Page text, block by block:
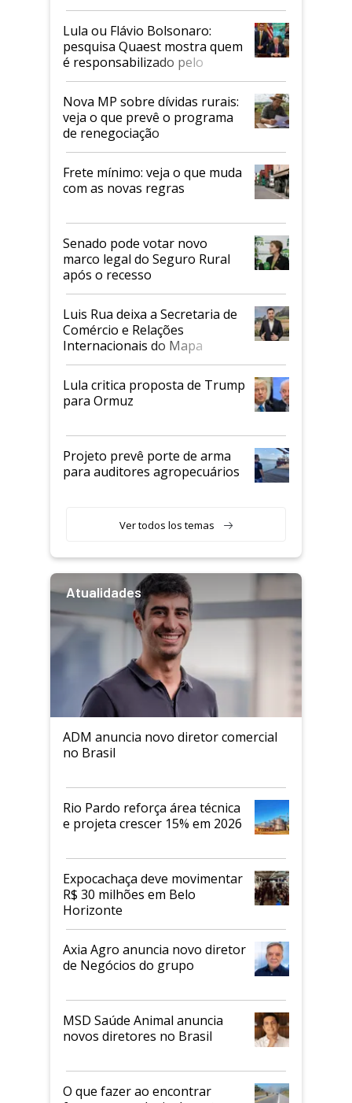
Faesp
Lula ou Flávio Bolsonaro:
pesquisa Quaest mostra quem
é responsabilizado pelo
tarifaço dos EUA
Nova MP sobre dívidas rurais:
veja o que prevê o programa
de renegociação
Frete mínimo: veja o que muda
com as novas regras
Senado pode votar novo
marco legal do Seguro Rural
após o recesso
Luis Rua deixa a Secretaria de
Comércio e Relações
Internacionais do Mapa
Lula critica proposta de Trump
para Ormuz
Projeto prevê porte de arma
para auditores agropecuários
Ver todos los temas
Atualidades
ADM anuncia novo diretor comercial
no Brasil
Rio Pardo reforça área técnica
e projeta crescer 15% em 2026
Expocachaça deve movimentar
R$ 30 milhões em Belo
Horizonte
Axia Agro anuncia novo diretor
de Negócios do grupo
MSD Saúde Animal anuncia
novos diretores no Brasil
O que fazer ao encontrar